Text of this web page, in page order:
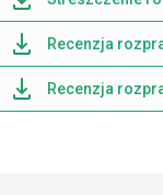
Recenzja
Recenzja